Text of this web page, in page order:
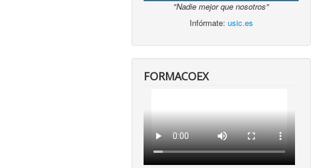
"Nadie mejor que nosotros"
Infórmate: usic.es
FORMACOEX